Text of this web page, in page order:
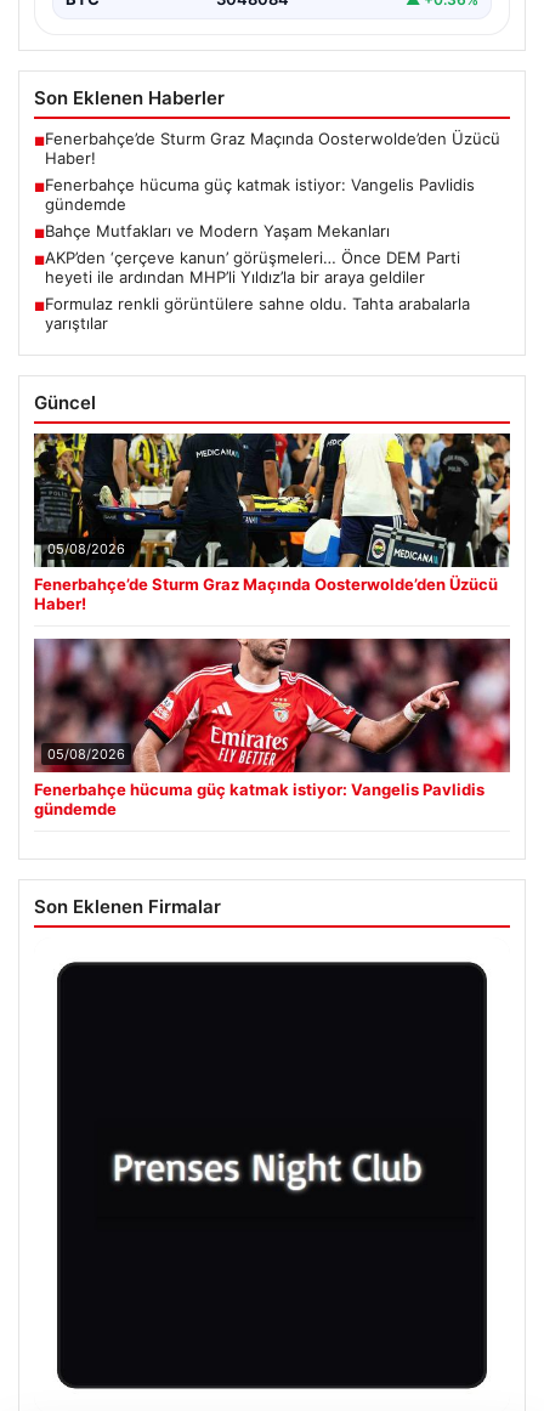
Son Eklenen Haberler
■Fenerbahçe’de Sturm Graz Maçında Oosterwolde’den Üzücü
Haber!
■Fenerbahçe hücuma güç katmak istiyor: Vangelis Pavlidis
gündemde
■Bahçe Mutfakları ve Modern Yaşam Mekanları
■AKP’den ‘çerçeve kanun’ görüşmeleri… Önce DEM Parti
heyeti ile ardından MHP’li Yıldız’la bir araya geldiler
■Formulaz renkli görüntülere sahne oldu. Tahta arabalarla
yarıştılar
Güncel
05/08/2026
Fenerbahçe’de Sturm Graz Maçında Oosterwolde’den Üzücü
Haber!
05/08/2026
Fenerbahçe hücuma güç katmak istiyor: Vangelis Pavlidis
gündemde
Son Eklenen Firmalar